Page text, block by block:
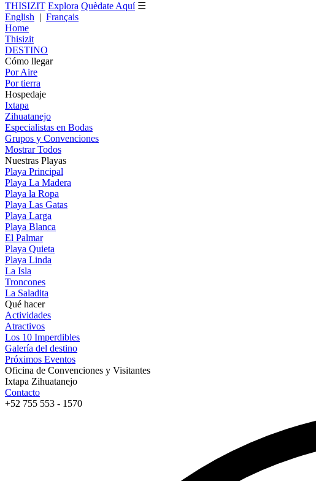
THISIZIT Explora Quèdate Aquí ☰
English | Français
Home
Thisizit
DESTINO
Cómo llegar
Por Aire
Por tierra
Hospedaje
Ixtapa
Zihuatanejo
Especialistas en Bodas
Grupos y Convenciones
Mostrar Todos
Nuestras Playas
Playa Principal
Playa La Madera
Playa la Ropa
Playa Las Gatas
Playa Larga
Playa Blanca
El Palmar
Playa Quieta
Playa Linda
La Isla
Troncones
La Saladita
Qué hacer
Actividades
Atractivos
Los 10 Imperdibles
Galería del destino
Próximos Eventos
Oficina de Convenciones y Visitantes
Ixtapa Zihuatanejo
Contacto
+52 755 553 - 1570